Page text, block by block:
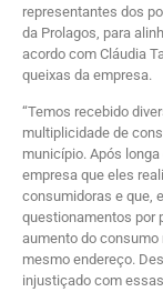
representantes dos
da Prolagos, para
acordo com Cláudia
queixas da empresa.
“Temos recebido
multiplicidade de
município. Após
empresa que eles
consumidoras e que,
questionamentos por
aumento do consumo
mesmo endereço.
injustiçado com